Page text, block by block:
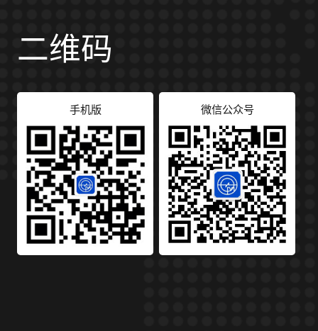
二维码
手机版 微信公众号